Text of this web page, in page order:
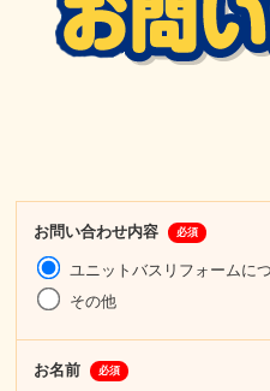
お問い合わせ内容 必須
ユニットバスリフォームに
その他
お名前 必須